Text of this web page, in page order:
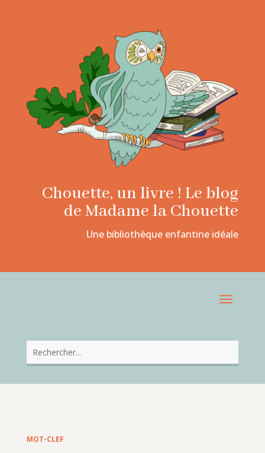
Chouette, un livre ! Le blog
de Madame la Chouette
Une bibliothèque enfantine idéale
MOT-CLEF